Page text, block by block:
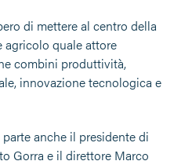
di mettere al centro della
agricolo quale attore
combini produttività,
innovazione tecnologica e
anche il presidente di
Gorra e il direttore Marco